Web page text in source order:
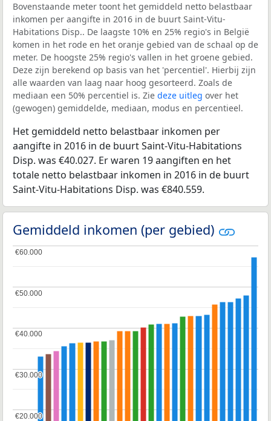
Bovenstaande meter toont het gemiddeld netto belastbaar
inkomen per aangifte in 2016 in de buurt Saint-Vitu-
Habitations Disp.. De laagste 10% en 25% regio's in België
komen in het rode en het oranje gebied van de schaal op de
meter. De hoogste 25% regio's vallen in het groene gebied.
Deze zijn berekend op basis van het 'percentiel'. Hierbij zijn
alle waarden van laag naar hoog gesorteerd. Zoals de
mediaan een 50% percentiel is. Zie deze uitleg over het
(gewogen) gemiddelde, mediaan, modus en percentieel.
Het gemiddeld netto belastbaar inkomen per
aangifte in 2016 in de buurt Saint-Vitu-Habitations
Disp. was €40.027. Er waren 19 aangiften en het
totale netto belastbaar inkomen in 2016 in de buurt
Saint-Vitu-Habitations Disp. was €840.559.
Gemiddeld inkomen (per gebied)
€20.000
€20.000
€30.000
€30.000
€40.000
€40.000
€50.000
€50.000
€60.000
€60.000